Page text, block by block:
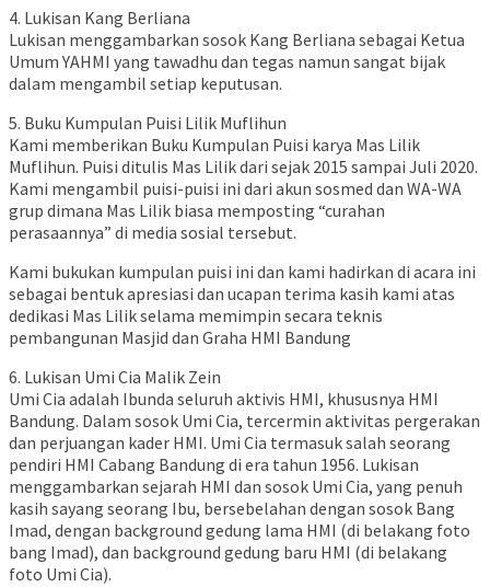
4. Lukisan Kang Berliana
Lukisan menggambarkan sosok Kang Berliana sebagai Ketua
Umum YAHMI yang tawadhu dan tegas namun sangat bijak
dalam mengambil setiap keputusan.
5. Buku Kumpulan Puisi Lilik Muflihun
Kami memberikan Buku Kumpulan Puisi karya Mas Lilik
Muflihun. Puisi ditulis Mas Lilik dari sejak 2015 sampai Juli 2020.
Kami mengambil puisi-puisi ini dari akun sosmed dan WA-WA
grup dimana Mas Lilik biasa memposting “curahan
perasaannya” di media sosial tersebut.
Kami bukukan kumpulan puisi ini dan kami hadirkan di acara ini
sebagai bentuk apresiasi dan ucapan terima kasih kami atas
dedikasi Mas Lilik selama memimpin secara teknis
pembangunan Masjid dan Graha HMI Bandung
6. Lukisan Umi Cia Malik Zein
Umi Cia adalah Ibunda seluruh aktivis HMI, khususnya HMI
Bandung. Dalam sosok Umi Cia, tercermin aktivitas pergerakan
dan perjuangan kader HMI. Umi Cia termasuk salah seorang
pendiri HMI Cabang Bandung di era tahun 1956. Lukisan
menggambarkan sejarah HMI dan sosok Umi Cia, yang penuh
kasih sayang seorang Ibu, bersebelahan dengan sosok Bang
Imad, dengan background gedung lama HMI (di belakang foto
bang Imad), dan background gedung baru HMI (di belakang
foto Umi Cia).